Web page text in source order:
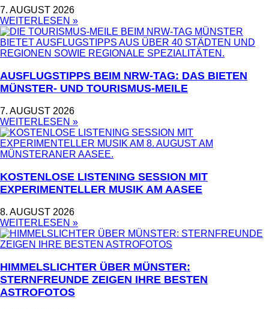
7. AUGUST 2026
WEITERLESEN »
AUSFLUGSTIPPS BEIM NRW-TAG: DAS BIETEN
MÜNSTER- UND TOURISMUS-MEILE
7. AUGUST 2026
WEITERLESEN »
KOSTENLOSE LISTENING SESSION MIT
EXPERIMENTELLER MUSIK AM AASEE
8. AUGUST 2026
WEITERLESEN »
HIMMELSLICHTER ÜBER MÜNSTER:
STERNFREUNDE ZEIGEN IHRE BESTEN
ASTROFOTOS